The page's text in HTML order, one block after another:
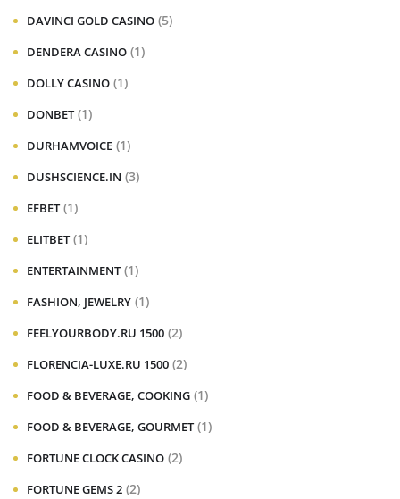
DAVINCI GOLD CASINO (5)
DENDERA CASINO (1)
DOLLY CASINO (1)
DONBET (1)
DURHAMVOICE (1)
DUSHSCIENCE.IN (3)
EFBET (1)
ELITBET (1)
ENTERTAINMENT (1)
FASHION, JEWELRY (1)
FEELYOURBODY.RU 1500 (2)
FLORENCIA-LUXE.RU 1500 (2)
FOOD & BEVERAGE, COOKING (1)
FOOD & BEVERAGE, GOURMET (1)
FORTUNE CLOCK CASINO (2)
FORTUNE GEMS 2 (2)